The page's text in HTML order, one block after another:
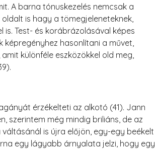
A barna tónuskezelés nemcsak a
is hagy a tömegjeleneteknek,
is. Test- és korábrázolásával képes
képregényhez hasonlítani a művet,
különféle eszközökkel old meg,
érzékelteti az alkotó (41). Jann
szerintem még mindig briliáns, de az
váltásánál is újra előjön, egy-egy beékelt
egy lágyabb árnyalata jelzi, hogy egy